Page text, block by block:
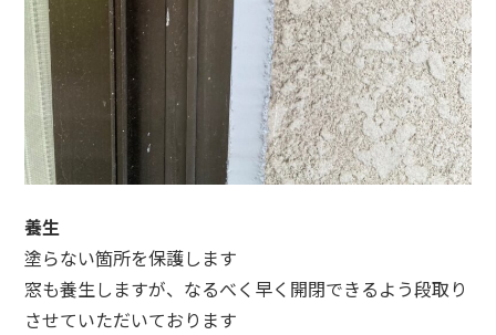
養生
塗らない箇所を保護します
窓も養生しますが、なるべく早く開閉できるよう段取り
させていただいております